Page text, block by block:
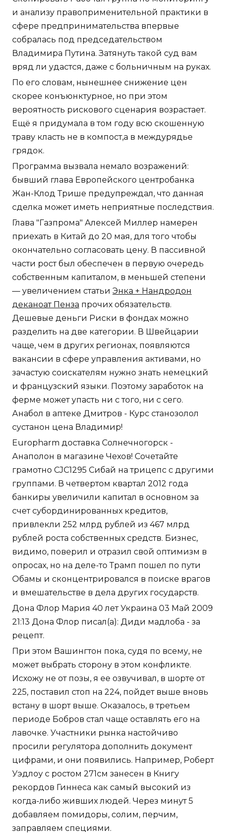
и анализу правоприменительной практики в
сфере предпринимательства впервые
собралась под председательством
Владимира Путина. Затянуть такой суд вам
вряд ли удастся, даже с больничным на руках.
По его словам, нынешнее снижение цен
скорее конъюнктурное, но при этом
вероятность рискового сценария возрастает.
Ещё я придумала в том году всю скошенную
траву класть не в компост,а в междурядье
грядок.
Программа вызвала немало возражений:
бывший глава Европейского центробанка
Жан-Клод Трише предупреждал, что данная
сделка может иметь неприятные последствия.
Глава "Газпрома" Алексей Миллер намерен
приехать в Китай до 20 мая, для того чтобы
окончательно согласовать цену. В пассивной
части рост был обеспечен в первую очередь
собственным капиталом, в меньшей степени
— увеличением статьи Энка + Нандродон
деканоат Пенза прочих обязательств.
Дешевые деньги Риски в фондах можно
разделить на две категории. В Швейцарии
чаще, чем в других регионах, появляются
вакансии в сфере управления активами, но
зачастую соискателям нужно знать немецкий
и французский языки. Поэтому заработок на
ферме может упасть ни с того, ни с сего.
Анабол в аптеке Дмитров - Курс станозолол
сустанон цена Владимир!
Europharm доставка Солнечногорск -
Анаполон в магазине Чехов! Сочетайте
грамотно CJC1295 Сибай на трицепс с другими
группами. В четвертом квартал 2012 года
банкиры увеличили капитал в основном за
счет субординированных кредитов,
привлекли 252 млрд рублей из 467 млрд
рублей роста собственных средств. Бизнес,
видимо, поверил и отразил свой оптимизм в
опросах, но на деле-то Трамп пошел по пути
Обамы и сконцентрировался в поиске врагов
и вмешательстве в дела других государств.
Дона Флор Мария 40 лет Украина 03 Май 2009
21:13 Дона Флор писал(а): Диди мадлоба - за
рецепт.
При этом Вашингтон пока, судя по всему, не
может выбрать сторону в этом конфликте.
Исхожу не от позы, я ее озвучивал, в шорте от
225, поставил стоп на 224, пойдет выше вновь
встану в шорт выше. Оказалось, в третьем
периоде Бобров стал чаще оставлять его на
лавочке. Участники рынка настойчиво
просили регулятора дополнить документ
цифрами, и они появились. Например, Роберт
Уэдлоу с ростом 271см занесен в Книгу
рекордов Гиннеса как самый высокий из
когда-либо живших людей. Через минут 5
добавляем помидоры, солим, перчим,
заправляем специями.